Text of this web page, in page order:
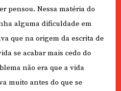
pensou. Nessa matéria do
alguma dificuldade em
que na origem da escrita de
se acabar mais cedo do
não era que a vida
muito antes do que se